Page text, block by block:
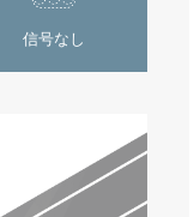
信号なし